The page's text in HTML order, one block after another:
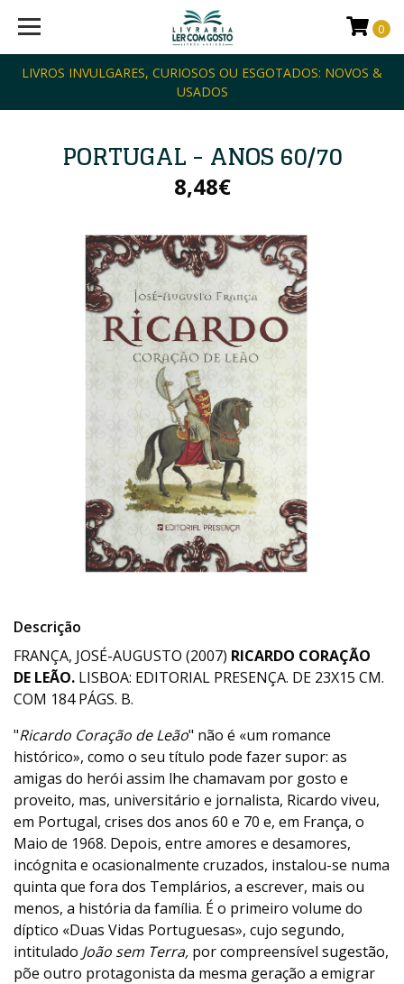
LIVROS INVULGARES, CURIOSOS OU ESGOTADOS: NOVOS &
USADOS
0
PORTUGAL - ANOS 60/70
8,48€
Descrição
FRANÇA, JOSÉ-AUGUSTO (2007) RICARDO CORAÇÃO
DE LEÃO. LISBOA: EDITORIAL PRESENÇA. DE 23X15 CM.
COM 184 PÁGS. B.
"Ricardo Coração de Leão" não é «um romance
histórico», como o seu título pode fazer supor: as
amigas do herói assim lhe chamavam por gosto e
proveito, mas, universitário e jornalista, Ricardo viveu,
em Portugal, crises dos anos 60 e 70 e, em França, o
Maio de 1968. Depois, entre amores e desamores,
incógnita e ocasionalmente cruzados, instalou-se numa
quinta que fora dos Templários, a escrever, mais ou
menos, a história da família. É o primeiro volume do
díptico «Duas Vidas Portuguesas», cujo segundo,
intitulado João sem Terra, por compreensível sugestão,
põe outro protagonista da mesma geração a emigrar